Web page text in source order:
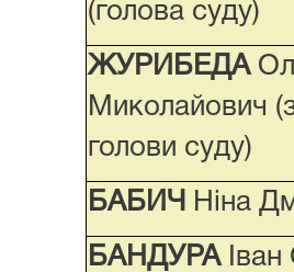
(голова суду)
ЖУРИБЕДА
Миколайович
голови суду)
БАБИЧ Ніна
БАНДУРА